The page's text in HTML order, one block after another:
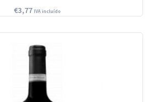
€3,77 IVA incluído